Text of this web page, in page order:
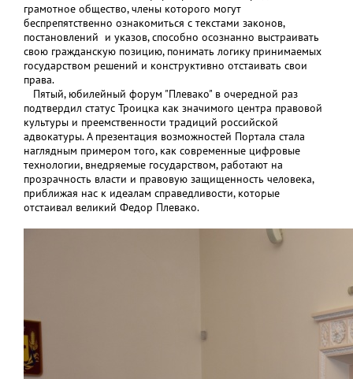
грамотное общество, члены которого могут
беспрепятственно ознакомиться с текстами законов,
постановлений и указов, способно осознанно выстраивать
свою гражданскую позицию, понимать логику принимаемых
государством решений и конструктивно отстаивать свои
права.
Пятый, юбилейный форум "Плевако" в очередной раз
подтвердил статус Троицка как значимого центра правовой
культуры и преемственности традиций российской
адвокатуры. А презентация возможностей Портала стала
наглядным примером того, как современные цифровые
технологии, внедряемые государством, работают на
прозрачность власти и правовую защищенность человека,
приближая нас к идеалам справедливости, которые
отстаивал великий Федор Плевако.